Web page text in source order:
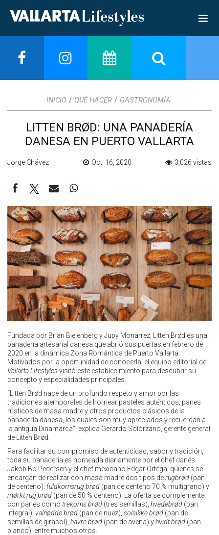
INICIO / QUÉ HACER / GASTRONOMÍA
LITTEN BRØD: UNA PANADERÍA
DANESA EN PUERTO VALLARTA
Jorge Chávez Oct. 16, 2020 3,026 vistas
Fundada por Brian Bielenberg y Jupy Monarrez, Litten Brød es una
panadería artesanal danesa que abrió sus puertas en febrero de
2020 en la dinámica Zona Romántica de Puerto Vallarta.
Motivados por la oportunidad de conocerla, el equipo editorial de
Vallarta Lifestylesvisitó este establecimiento para descubrir su
concepto y especialidades principales.
“Litten Brød nace de un profundo respeto y amor por las
tradiciones atemporales de hornear pasteles auténticos, panes
rústicos de masa madre y otros productos clásicos de la
panadería danesa, los cuales son muy apreciados y recuerdan a
la antigua Dinamarca”, explica Gerardo Solórzano, gerente general
de Litten Brød.
Para facilitar su compromiso de autenticidad, sabor y tradición,
toda su panadería es horneada diariamente por el chef danés
Jakob Bo Pedersen y el chef mexicano Edgar Ortega, quienes se
encargan de realizar con masa madre dos tipos derugbrød (pan
de centeno): fuldkornsrug brød (pan de centeno 70 % multigrano) y
mørktrug brød (pan de 50 % centeno). La oferta se complementa
con panes como trekornsbrød (tres semillas), hvedebrød (pan
integral), valnøddebrød (pan de nuez), solsikkebrød (pan de
semillas de girasol), havrebrød (pan de avena) yhvidtbrød (pan
blanco), entre muchos otros.